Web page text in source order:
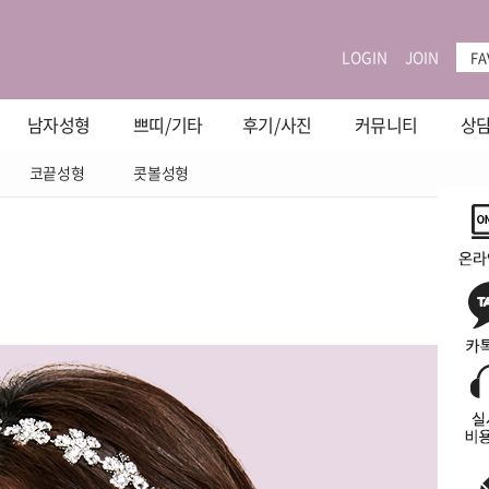
LOGIN JOIN
남자성형 쁘띠/기타 후기/사진 커뮤니티 상
코끝성형 콧볼성형